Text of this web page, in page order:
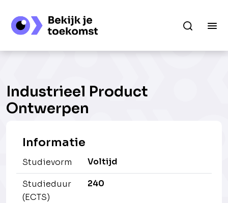
Industrieel Product
Ontwerpen
Informatie
Studievorm Voltijd
Studieduur
(ECTS)
240